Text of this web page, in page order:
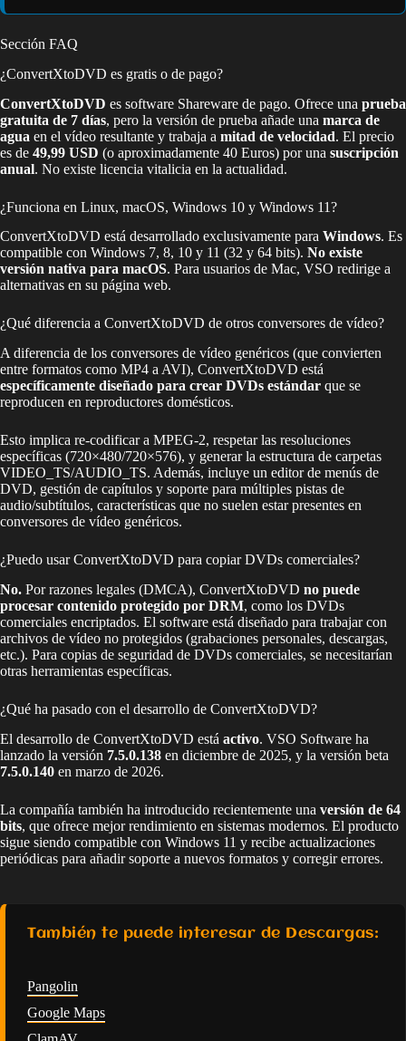
Sección FAQ
¿ConvertXtoDVD es gratis o de pago?
ConvertXtoDVD es software Shareware de pago. Ofrece una prueba
gratuita de 7 días, pero la versión de prueba añade una marca de
agua en el vídeo resultante y trabaja a mitad de velocidad. El precio
es de 49,99 USD (o aproximadamente 40 Euros) por una suscripción
anual. No existe licencia vitalicia en la actualidad.
¿Funciona en Linux, macOS, Windows 10 y Windows 11?
ConvertXtoDVD está desarrollado exclusivamente para Windows. Es
compatible con Windows 7, 8, 10 y 11 (32 y 64 bits). No existe
versión nativa para macOS. Para usuarios de Mac, VSO redirige a
alternativas en su página web.
¿Qué diferencia a ConvertXtoDVD de otros conversores de vídeo?
A diferencia de los conversores de vídeo genéricos (que convierten
entre formatos como MP4 a AVI), ConvertXtoDVD está
específicamente diseñado para crear DVDs estándar que se
reproducen en reproductores domésticos.
Esto implica re-codificar a MPEG-2, respetar las resoluciones
específicas (720×480/720×576), y generar la estructura de carpetas
VIDEO_TS/AUDIO_TS. Además, incluye un editor de menús de
DVD, gestión de capítulos y soporte para múltiples pistas de
audio/subtítulos, características que no suelen estar presentes en
conversores de vídeo genéricos.
¿Puedo usar ConvertXtoDVD para copiar DVDs comerciales?
No. Por razones legales (DMCA), ConvertXtoDVD no puede
procesar contenido protegido por DRM, como los DVDs
comerciales encriptados. El software está diseñado para trabajar con
archivos de vídeo no protegidos (grabaciones personales, descargas,
etc.). Para copias de seguridad de DVDs comerciales, se necesitarían
otras herramientas específicas.
¿Qué ha pasado con el desarrollo de ConvertXtoDVD?
El desarrollo de ConvertXtoDVD está activo. VSO Software ha
lanzado la versión 7.5.0.138 en diciembre de 2025, y la versión beta
7.5.0.140 en marzo de 2026.
La compañía también ha introducido recientemente una versión de 64
bits, que ofrece mejor rendimiento en sistemas modernos. El producto
sigue siendo compatible con Windows 11 y recibe actualizaciones
periódicas para añadir soporte a nuevos formatos y corregir errores.
También te puede interesar de Descargas:
Pangolin
Google Maps